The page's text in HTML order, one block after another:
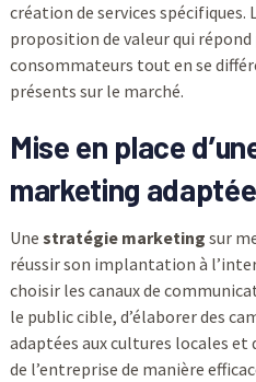
création de services spécifiques.
proposition de valeur qui
consommateurs tout en se
présents sur le marché.
Mise en place
marketing adaptée
Une stratégie marketing sur
réussir son implantation à
choisir les canaux de
le public cible, d’élaborer des
adaptées aux cultures locales et
de l’entreprise de manière